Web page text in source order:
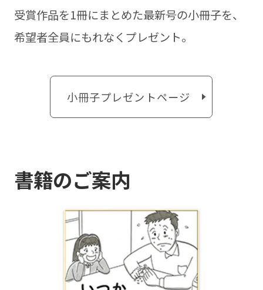
受賞作品を1冊にまとめた最新号の⼩冊⼦を、
希望者全員にもれなくプレゼント。
小冊子プレゼントページ
書籍のご案内